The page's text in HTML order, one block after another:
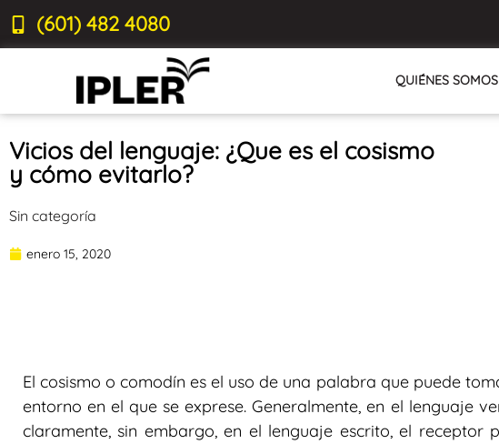
(601) 482 4080
QUIÉNES SOMOS
Vicios del lenguaje: ¿Que es el cosismo
y cómo evitarlo?
Sin categoría
enero 15, 2020
El cosismo o comodín es el uso de una palabra que puede
entorno en el que se exprese. Generalmente, en el lenguaje
claramente, sin embargo, en el lenguaje escrito, el receptor